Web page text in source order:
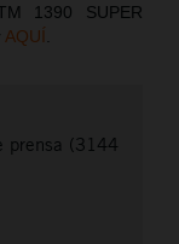
1390 SUPER
AQUÍ
prensa (3144